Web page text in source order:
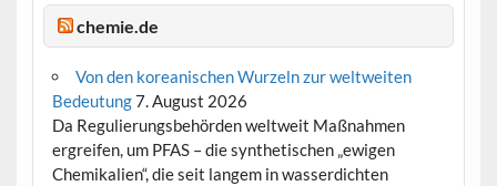
chemie.de
Von den koreanischen Wurzeln zur weltweiten
Bedeutung7. August 2026
Da Regulierungsbehörden weltweit Maßnahmen
ergreifen, um PFAS – die synthetischen „ewigen
Chemikalien“, die seit langem in wasserdichten